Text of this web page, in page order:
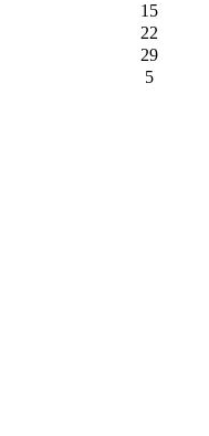
15
22
29
5